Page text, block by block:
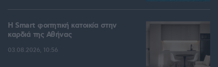
Η Smart φοιτητική κατοικία στην
καρδιά της Αθήνας
03.08.2026, 10:56